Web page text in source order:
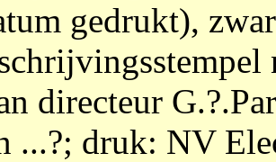
gedrukt),
directeur
...?; druk: NV